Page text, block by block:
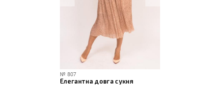
№ 807
Елегантна довга сукня